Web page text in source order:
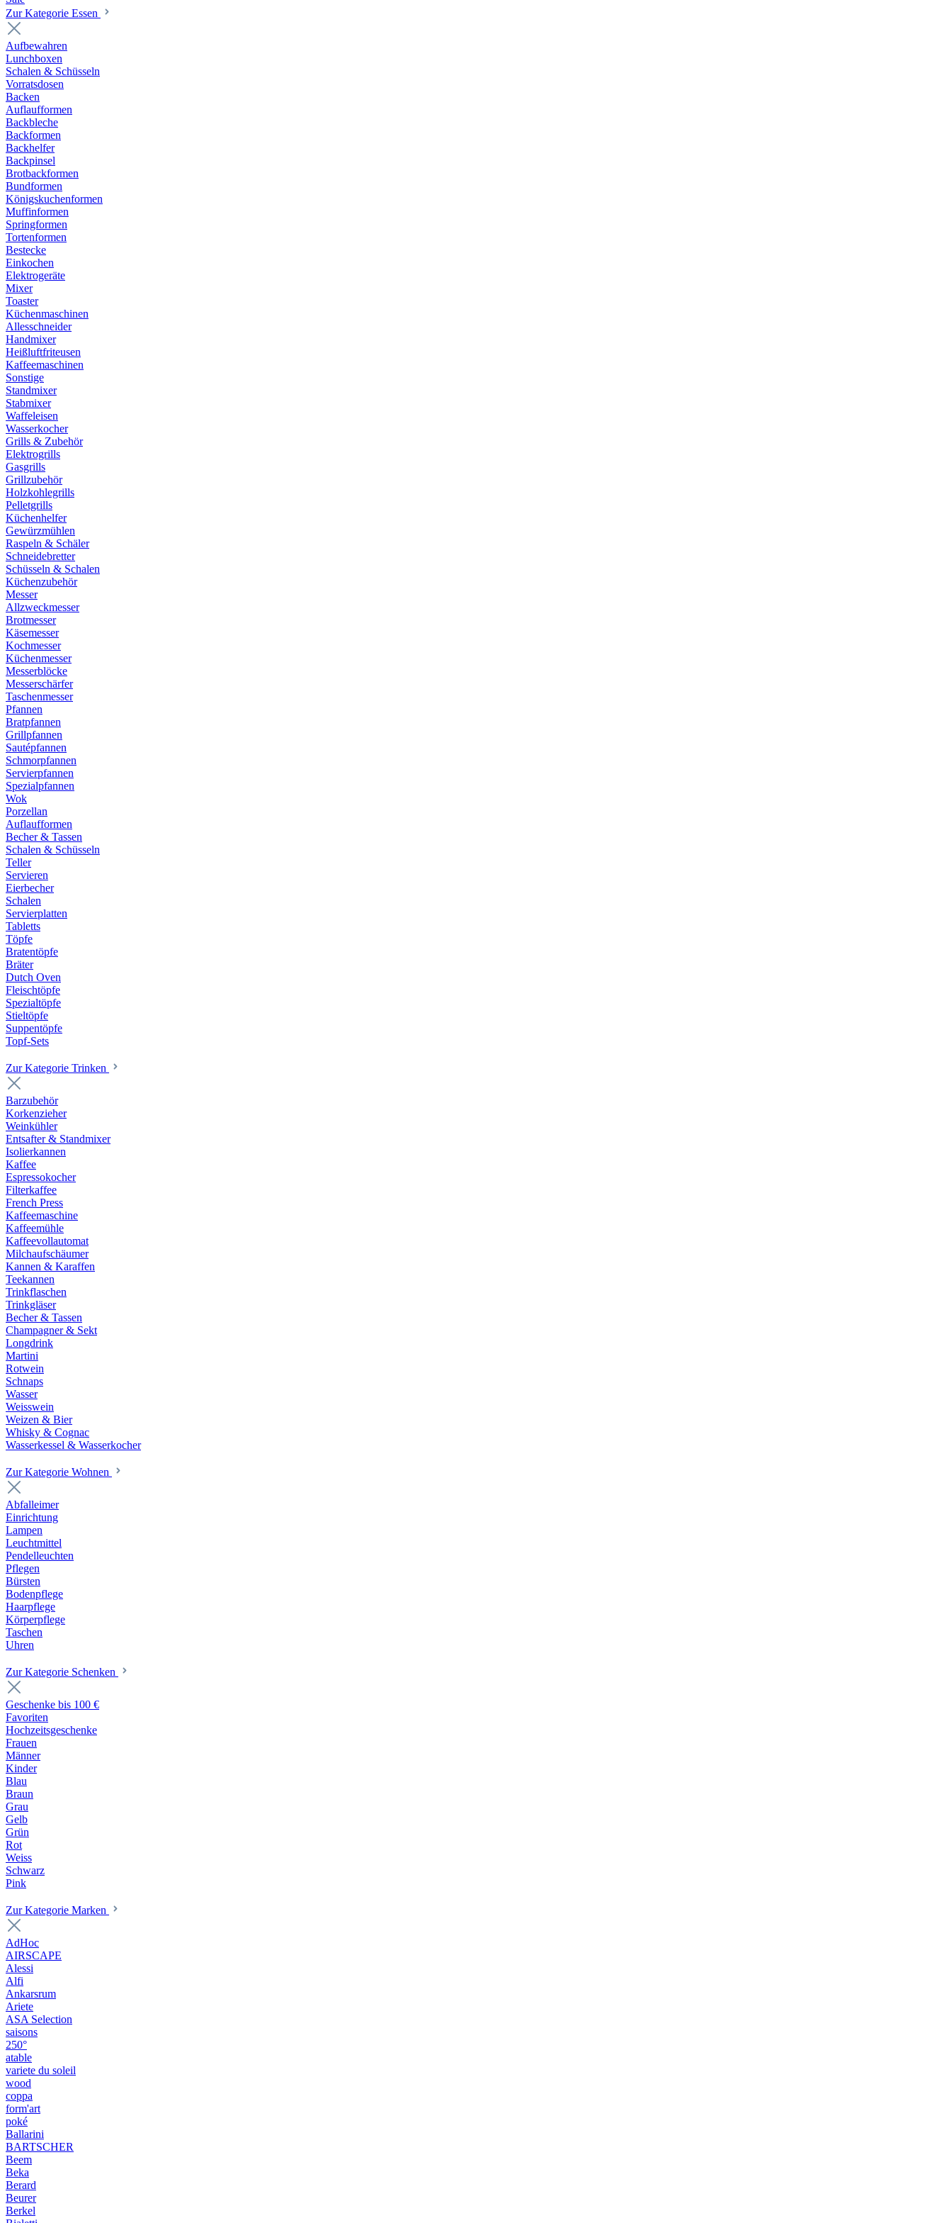
Zur Kategorie Essen
Aufbewahren
Lunchboxen
Schalen & Schüsseln
Vorratsdosen
Backen
Auflaufformen
Backbleche
Backformen
Backhelfer
Backpinsel
Brotbackformen
Bundformen
Königskuchenformen
Muffinformen
Springformen
Tortenformen
Bestecke
Einkochen
Elektrogeräte
Mixer
Toaster
Küchenmaschinen
Allesschneider
Handmixer
Heißluftfriteusen
Kaffeemaschinen
Sonstige
Standmixer
Stabmixer
Waffeleisen
Wasserkocher
Grills & Zubehör
Elektrogrills
Gasgrills
Grillzubehör
Holzkohlegrills
Pelletgrills
Küchenhelfer
Gewürzmühlen
Raspeln & Schäler
Schneidebretter
Schüsseln & Schalen
Küchenzubehör
Messer
Allzweckmesser
Brotmesser
Käsemesser
Kochmesser
Küchenmesser
Messerblöcke
Messerschärfer
Taschenmesser
Pfannen
Bratpfannen
Grillpfannen
Sautépfannen
Schmorpfannen
Servierpfannen
Spezialpfannen
Wok
Porzellan
Auflaufformen
Becher & Tassen
Schalen & Schüsseln
Teller
Servieren
Eierbecher
Schalen
Servierplatten
Tabletts
Töpfe
Bratentöpfe
Bräter
Dutch Oven
Fleischtöpfe
Spezialtöpfe
Stieltöpfe
Suppentöpfe
Topf-Sets
Zur Kategorie Trinken
Barzubehör
Korkenzieher
Weinkühler
Entsafter & Standmixer
Isolierkannen
Kaffee
Espressokocher
Filterkaffee
French Press
Kaffeemaschine
Kaffeemühle
Kaffeevollautomat
Milchaufschäumer
Kannen & Karaffen
Teekannen
Trinkflaschen
Trinkgläser
Becher & Tassen
Champagner & Sekt
Longdrink
Martini
Rotwein
Schnaps
Wasser
Weisswein
Weizen & Bier
Whisky & Cognac
Wasserkessel & Wasserkocher
Zur Kategorie Wohnen
Abfalleimer
Einrichtung
Lampen
Leuchtmittel
Pendelleuchten
Pflegen
Bürsten
Bodenpflege
Haarpflege
Körperpflege
Taschen
Uhren
Zur Kategorie Schenken
Geschenke bis 100 €
Favoriten
Hochzeitsgeschenke
Frauen
Männer
Kinder
Blau
Braun
Grau
Gelb
Grün
Rot
Weiss
Schwarz
Pink
Zur Kategorie Marken
AdHoc
AIRSCAPE
Alessi
Alfi
Ankarsrum
Ariete
ASA Selection
saisons
250°
atable
variete du soleil
wood
coppa
form'art
poké
Ballarini
BARTSCHER
Beem
Beka
Berard
Beurer
Berkel